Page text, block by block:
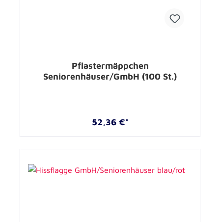
Pflastermäppchen
Seniorenhäuser/GmbH (100 St.)
52,36 €*